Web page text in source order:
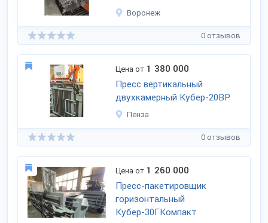
Воронеж
0 отзывов
Цена от 1 380 000
Пресс вертикальный
двухкамерный Кубер-20ВР
Пенза
0 отзывов
Цена от 1 260 000
Пресс-пакетировщик
горизонтальный
Кубер-30ГКомпакт